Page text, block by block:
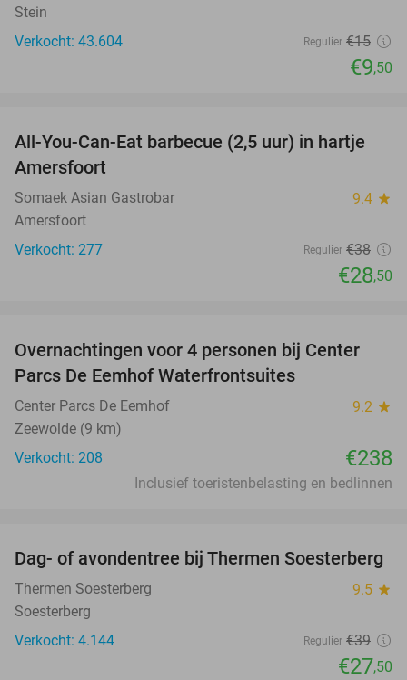
Stein
Verkocht: 43.604
Regulier €15
€9,50
25%
All-You-Can-Eat barbecue (2,5 uur) in hartje
Amersfoort
Somaek Asian Gastrobar 9.4 star
Amersfoort
Verkocht: 277
Regulier €38
€28,50
Overnachtingen voor 4 personen bij Center
Parcs De Eemhof Waterfrontsuites
Center Parcs De Eemhof 9.2 star
Zeewolde (9 km)
Verkocht: 208
€238
Inclusief toeristenbelasting en bedlinnen
29%
Dag- of avondentree bij Thermen Soesterberg
Thermen Soesterberg 9.5 star
Soesterberg
Verkocht: 4.144
Regulier €39
€27,50